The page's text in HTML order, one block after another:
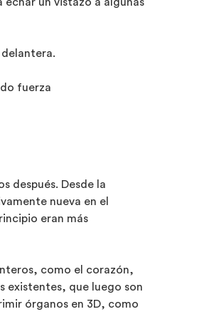
fuerza
después. Desde la
nueva en el
eran más
como el corazón,
existentes, que luego son
órganos en 3D, como